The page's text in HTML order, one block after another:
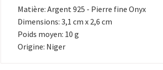
Matière: Argent 925 - Pierre fine Onyx
Dimensions: 3,1 cm x 2,6 cm
Poids moyen: 10 g
Origine: Niger